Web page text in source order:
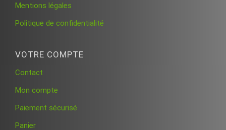
Mentions légales
Politique de confidentialité
VOTRE COMPTE
Contact
Mon compte
Paiement sécurisé
Panier